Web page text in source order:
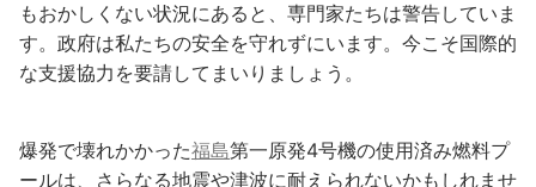
もおかしくない状況にあると、専門家たちは警告していま
す。政府は私たちの安全を守れずにいます。今こそ国際的
な支援協力を要請してまいりましょう。
爆発で壊れかかった福島第一原発4号機の使用済み燃料プ
ールは、さらなる地震や津波に耐えられないかもしれませ